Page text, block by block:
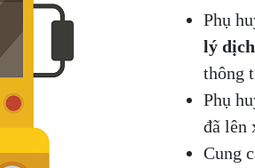
Phụ
lý
thông
Phụ
đã lên
Cung